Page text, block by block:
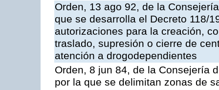
Orden, 13 ago 92, de la
que se desarrolla el Decreto 118/
autorizaciones para la creación,
traslado, supresión o cierre de
atención a drogodependientes
Orden, 8 jun 84, de la Consejería
por la que se delimitan zonas de